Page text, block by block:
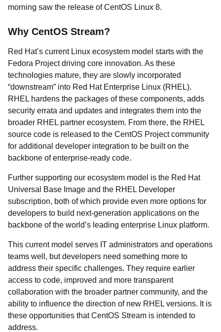
morning saw the release of CentOS Linux 8.
Why CentOS Stream?
Red Hat’s current Linux ecosystem model starts with the
Fedora Project driving core innovation. As these
technologies mature, they are slowly incorporated
“downstream” into Red Hat Enterprise Linux (RHEL).
RHEL hardens the packages of these components, adds
security errata and updates and integrates them into the
broader RHEL partner ecosystem. From there, the RHEL
source code is released to the CentOS Project community
for additional developer integration to be built on the
backbone of enterprise-ready code.
Further supporting our ecosystem model is the Red Hat
Universal Base Image and the RHEL Developer
subscription, both of which provide even more options for
developers to build next-generation applications on the
backbone of the world’s leading enterprise Linux platform.
This current model serves IT administrators and operations
teams well, but developers need something more to
address their specific challenges. They require earlier
access to code, improved and more transparent
collaboration with the broader partner community, and the
ability to influence the direction of new RHEL versions. It is
these opportunities that CentOS Stream is intended to
address.